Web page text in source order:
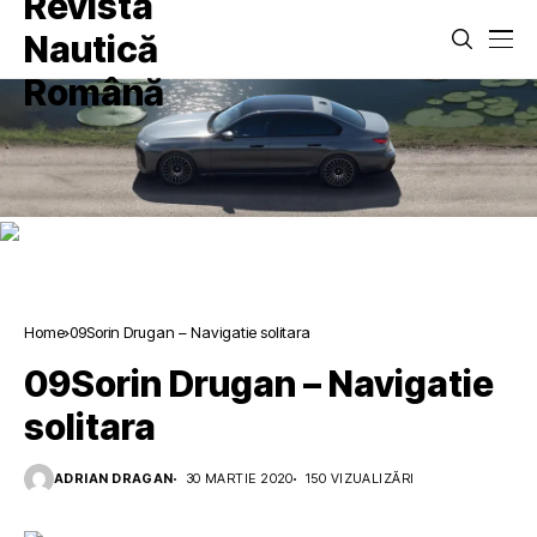
Home 09Sorin Drugan – Navigatie solitara
09Sorin Drugan – Navigatie
solitara
ADRIAN DRAGAN 30 MARTIE 2020 150 VIZUALIZĂRI